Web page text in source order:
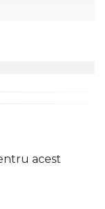
acest